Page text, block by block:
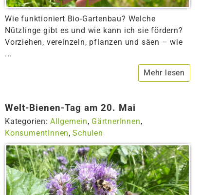
Wie funktioniert Bio-Gartenbau? Welche
Nützlinge gibt es und wie kann ich sie fördern?
Vorziehen, vereinzeln, pflanzen und säen – wie
...
Mehr lesen
Welt-Bienen-Tag am 20. Mai
Kategorien: Allgemein, GärtnerInnen,
KonsumentInnen,Schulen